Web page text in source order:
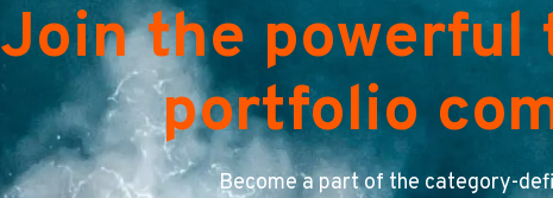
Join the powerful
portfolio
Become a part of the category-